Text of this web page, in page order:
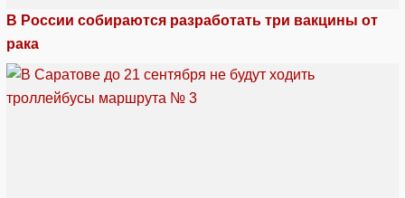
В России собираются разработать три вакцины от
рака